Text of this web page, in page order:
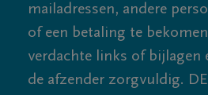
mailadressen, andere
of een betaling te
verdachte links of bijlagen
de afzender zorgvuldig.